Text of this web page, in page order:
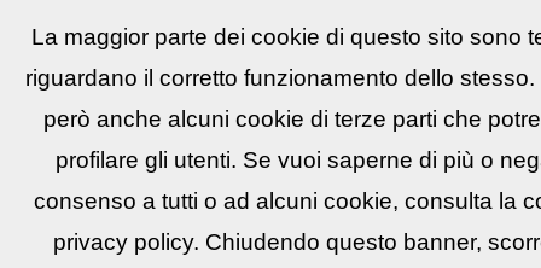
ReflexLIST▼
La maggior parte dei cookie di questo sito sono
riguardano il corretto funzionamento dello stesso.
però anche alcuni cookie di terze parti che
profilare gli utenti. Se vuoi saperne di più o
consenso a tutti o ad alcuni cookie, consulta la
privacy policy. Chiudendo questo banner,